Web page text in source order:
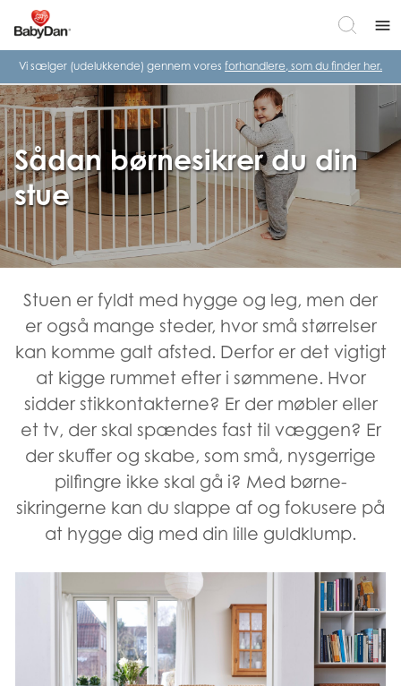
menu
Vi sælger (udelukkende) gennem vores forhandlere, som du finder her.
Sådan børnesikrer du din
stue
Stuen er fyldt med hygge og leg, men der
er også mange steder, hvor små størrelser
kan komme galt afsted. Derfor er det vigtigt
at kigge rummet efter i sømmene. Hvor
sidder stikkontakterne? Er der møbler eller
et tv, der skal spændes fast til væggen? Er
der skuffer og skabe, som små, nysgerrige
pilfingre ikke skal gå i? Med børne-
sikringerne kan du slappe af og fokusere på
at hygge dig med din lille guldklump.